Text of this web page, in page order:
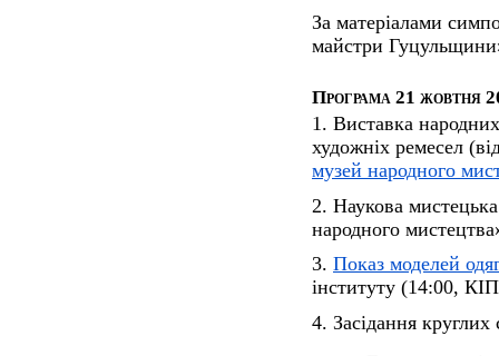
За матеріалами
майстри
Програма 21 жовтня
1. Виставка
художніх ремесел
музей народного
2. Наукова
народного
3. Показ моделей
інституту (14:00,
4. Засідання